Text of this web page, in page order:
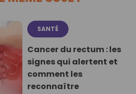
SANTÉ
Cancer du rectum : les
signes qui alertent et
comment les
reconnaître